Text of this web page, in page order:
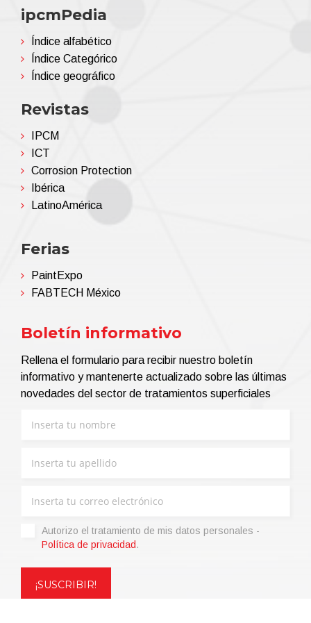
ipcmPedia
Índice alfabético
Índice Categórico
Índice geográfico
Revistas
IPCM
ICT
Corrosion Protection
Ibérica
LatinoAmérica
Ferias
PaintExpo
FABTECH México
Boletín informativo
Rellena el formulario para recibir nuestro boletín
informativo y mantenerte actualizado sobre las últimas
novedades del sector de tratamientos superficiales
Autorizo ​​el tratamiento de mis datos personales -
Política de privacidad .